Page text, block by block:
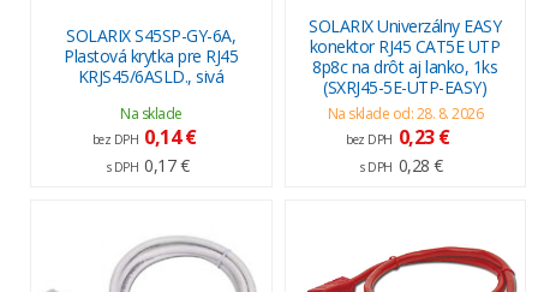
SOLARIX S45SP-GY-6A,
Plastová krytka pre RJ45
KRJS45/6ASLD., sivá
Na sklade
bez DPH 0,14 €
s DPH 0,17 €
SOLARIX Univerzálny EASY
konektor RJ45 CAT5E UTP
8p8c na drôt aj lanko, 1ks
(SXRJ45-5E-UTP-EASY)
Na sklade od: 28. 8. 2026
bez DPH 0,23 €
s DPH 0,28 €